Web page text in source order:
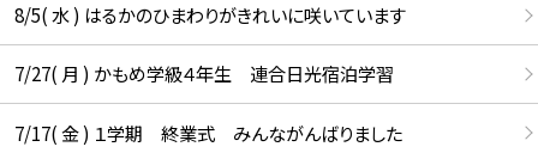
8/5( 水 ) はるかのひまわりがきれいに咲いています
7/27( 月 ) かもめ学級４年生 連合日光宿泊学習
7/17( 金 ) １学期 終業式 みんながんばりました